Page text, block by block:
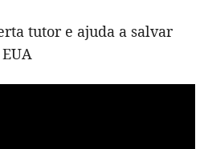
tutor e ajuda a salvar